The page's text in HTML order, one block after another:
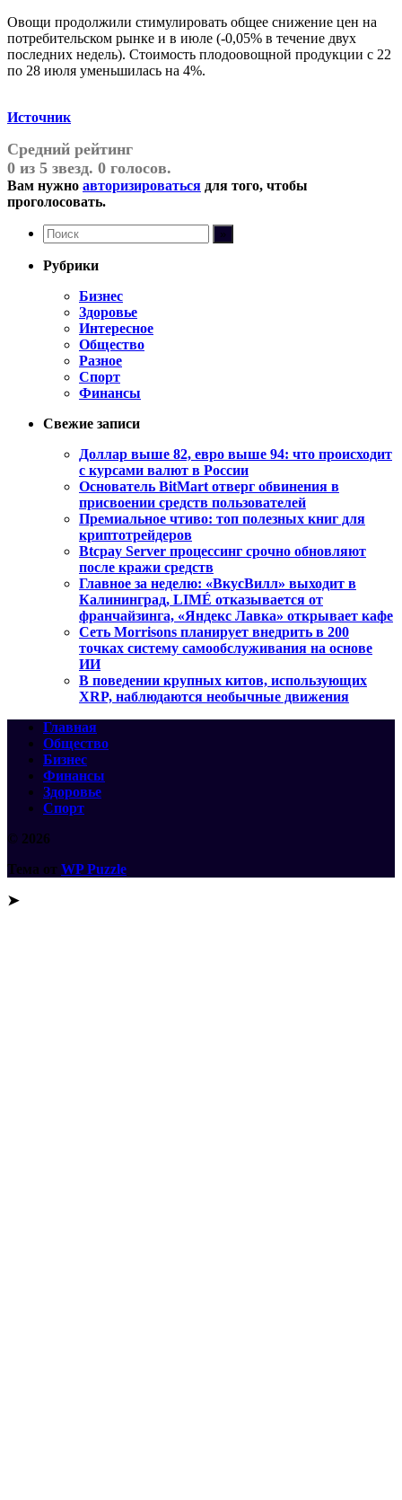
Овощи продолжили стимулировать общее снижение цен на
потребительском рынке и в июле (-0,05% в течение двух
последних недель). Стоимость плодоовощной продукции с 22
по 28 июля уменьшилась на 4%.
Источник
Средний рейтинг
0 из 5 звезд. 0 голосов.
Вам нужно авторизироваться для того, чтобы
проголосовать.
Рубрики
Бизнес
Здоровье
Интересное
Общество
Разное
Спорт
Финансы
Свежие записи
Доллар выше 82, евро выше 94: что происходит
с курсами валют в России
Основатель BitMart отверг обвинения в
присвоении средств пользователей
Премиальное чтиво: топ полезных книг для
криптотрейдеров
Btcpay Server процессинг срочно обновляют
после кражи средств
Главное за неделю: «ВкусВилл» выходит в
Калининград, LIMÉ отказывается от
франчайзинга, «Яндекс Лавка» открывает кафе
Сеть Morrisons планирует внедрить в 200
точках систему самообслуживания на основе
ИИ
В поведении крупных китов, использующих
XRP, наблюдаются необычные движения
Главная
Общество
Бизнес
Финансы
Здоровье
Спорт
© 2026
Тема от WP Puzzle
➤